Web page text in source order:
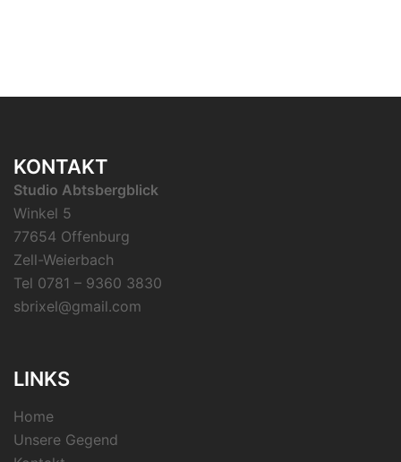
KONTAKT
Studio Abtsbergblick
Winkel 5
77654 Offenburg
Zell-Weierbach
Tel 0781 – 9360 3830
sbrixel@gmail.com
LINKS
Home
Unsere Gegend